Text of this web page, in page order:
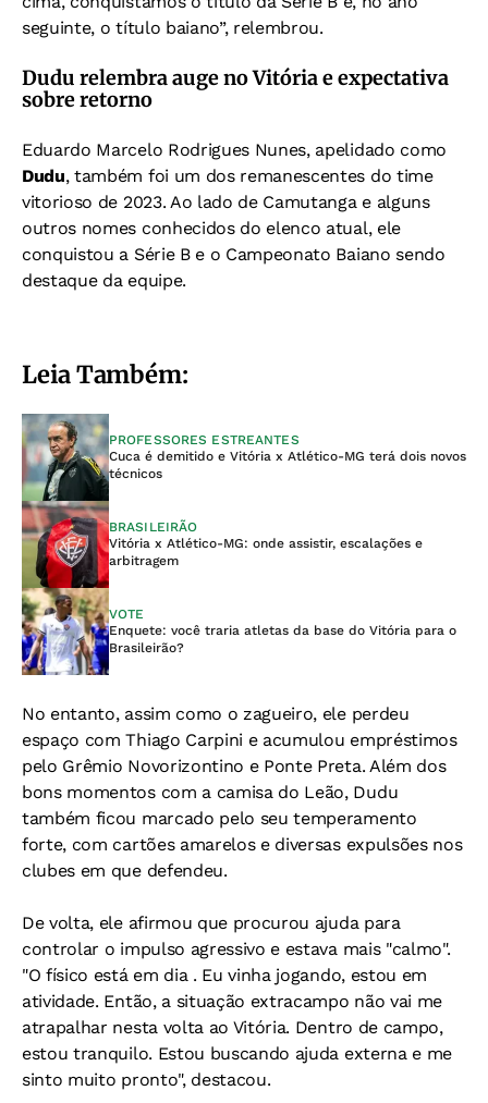
seguinte, o título baiano”, relembrou.
Dudu relembra auge no Vitória e expectativa
sobre retorno
Eduardo Marcelo Rodrigues Nunes, apelidado como
Dudu, também foi um dos remanescentes do time
vitorioso de 2023. Ao lado de Camutanga e alguns
outros nomes conhecidos do elenco atual, ele
conquistou a Série B e o Campeonato Baiano sendo
destaque da equipe.
Leia Também:
PROFESSORES ESTREANTES
Cuca é demitido e Vitória x Atlético-MG terá dois novos
técnicos
BRASILEIRÃO
Vitória x Atlético-MG: onde assistir, escalações e
arbitragem
VOTE
Enquete: você traria atletas da base do Vitória para o
Brasileirão?
No entanto, assim como o zagueiro, ele perdeu
espaço com Thiago Carpini e acumulou empréstimos
pelo Grêmio Novorizontino e Ponte Preta. Além dos
bons momentos com a camisa do Leão, Dudu
também ficou marcado pelo seu temperamento
forte, com cartões amarelos e diversas expulsões nos
clubes em que defendeu.
De volta, ele afirmou que procurou ajuda para
controlar o impulso agressivo e estava mais "calmo".
"O físico está em dia . Eu vinha jogando, estou em
atividade. Então, a situação extracampo não vai me
atrapalhar nesta volta ao Vitória. Dentro de campo,
estou tranquilo. Estou buscando ajuda externa e me
sinto muito pronto", destacou.